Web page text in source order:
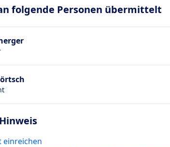
folgende Personen übermittelt
einreichen